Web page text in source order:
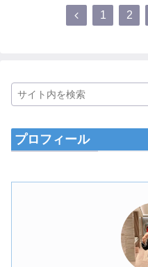
1 2
プロフィール